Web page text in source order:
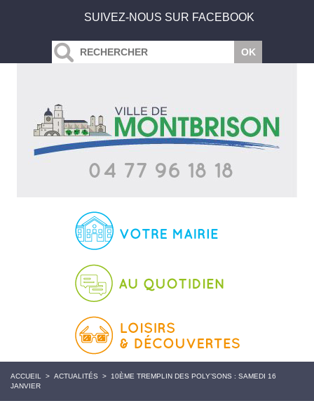
SUIVEZ-NOUS SUR FACEBOOK
ACCUEIL > ACTUALITÉS >
10ÈME TREMPLIN DES POLY’SONS : SAMEDI 16
JANVIER